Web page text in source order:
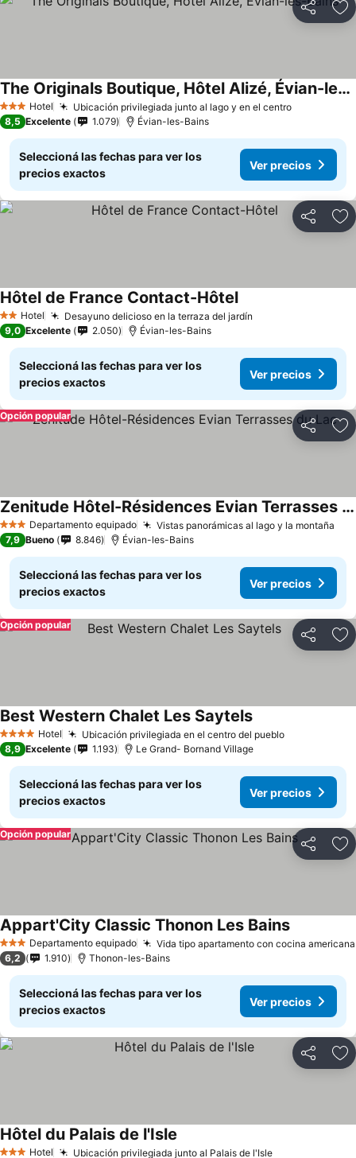
Compartir
3 Estrellas
Hotel Ubicación privilegiada junto al lago y en el centroVer
The Originals Boutique, Hôtel Alizé, Évian-les-Bains
Ver precios
8,5 Excelente 1.079 Évian-les-Bains
Seleccioná las fechas para ver los
precios exactos
Ver precios
Compartir
2 Estrellas
Hotel Desayuno delicioso en la terraza del jardín
Hôtel de France Contact-HôtelVer precios
9,0 Excelente 2.050 Évian-les-Bains
Seleccioná las fechas para ver los
precios exactos
Ver precios
Compartir
Opción popular
3 EstrellasDepartamento equipado Vistas panorámicas al lago y la montaña
Zenitude Hôtel-Résidences Evian Terrasses du Lac
Ver precios
7,9 Bueno 8.846 Évian-les-Bains
Seleccioná las fechas para ver los
precios exactos
Ver precios
Compartir
Opción popular
4 EstrellasHotel Ubicación privilegiada en el centro del puebloVer precios
Best Western Chalet Les SaytelsVer precios
8,9 Excelente 1.193 Le Grand- Bornand Village
Seleccioná las fechas para ver los
precios exactos
Ver precios
Compartir
Opción popular
3 EstrellasDepartamento equipado Vida tipo apartamento con cocina americana
Appart'City Classic Thonon Les BainsVer
6,2 1.910 Thonon-les-Bains
Seleccioná las fechas para ver los
precios exactos
Ver precios
Compartir
Hotel Ubicación privilegiada junto al Palais de l'IsleVer precios
Hôtel du Palais de l'Isle